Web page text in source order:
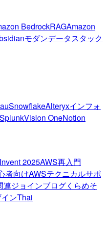
BedrockRAGAmazon
モダンデータスタック
SnowflakeAlteryxインフォ
SplunkVision OneNotion
2025AWS再入門
者向けAWSテクニカルサポ
連ジョインブログくらめそ
ンThai